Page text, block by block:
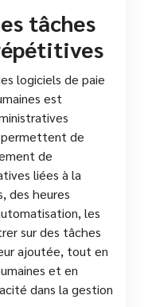
tâches
logiciels de paie
est
de
de
liées à la
des heures
les
sur des tâches
ajoutée, tout en
et en
dans la gestion